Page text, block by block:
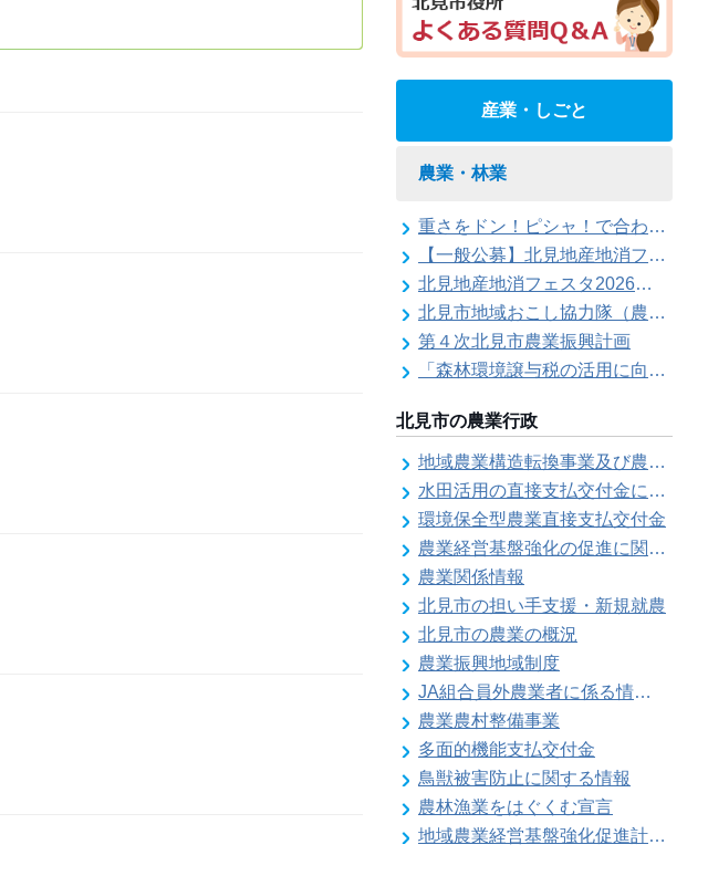
産業・しごと
農業・林業
重さをドン！ピシャ！で合わせろ てんびんゲ～ム参加者の募集（北見地産地消フェスタ2026）
【一般公募】北見地産地消フェスタ2026ステージイベント出演者の募集
北見地産地消フェスタ2026の開催
北見市地域おこし協力隊（農業部門）活動記録
第４次北見市農業振興計画
「森林環境譲与税の活用に向けた基本的な考え方について」を策定しました
北見市の農業行政
地域農業構造転換事業及び農地利用効率化等支援事業にかかる要望調査
水田活用の直接支払交付金に係る水田収益力強化ビジョン
環境保全型農業直接支払交付金
農業経営基盤強化の促進に関する基本構想
農業関係情報
北見市の担い手支援・新規就農
北見市の農業の概況
農業振興地域制度
JA組合員外農業者に係る情報登録
農業農村整備事業
多面的機能支払交付金
鳥獣被害防止に関する情報
農林漁業をはぐくむ宣言
地域農業経営基盤強化促進計画（地域計画）について